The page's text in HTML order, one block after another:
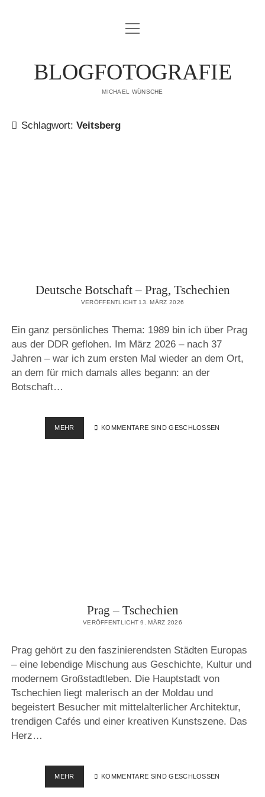
IMPRESSUM
Menü
öffnen
BLOGFOTOGRAFIE
MICHAEL WÜNSCHE
Schlagwort: Veitsberg
Deutsche Botschaft – Prag, Tschechien
VERÖFFENTLICHT 13. MÄRZ 2026
Ein ganz persönliches Thema: 1989 bin ich über Prag
aus der DDR geflohen. Im März 2026 – nach 37
Jahren – war ich zum ersten Mal wieder an dem Ort,
an dem für mich damals alles begann: an der
Botschaft…
MEHR DEUTSCHE
BOTSCHAFT
KOMMENTARE SIND GESCHLOSSEN
Prag – Tschechien
VERÖFFENTLICHT 9. MÄRZ 2026
Prag gehört zu den faszinierendsten Städten Europas
– eine lebendige Mischung aus Geschichte, Kultur und
modernem Großstadtleben. Die Hauptstadt von
Tschechien liegt malerisch an der Moldau und
begeistert Besucher mit mittelalterlicher Architektur,
trendigen Cafés und einer kreativen Kunstszene. Das
Herz…
MEHR
–
KOMMENTARE SIND GESCHLOSSEN